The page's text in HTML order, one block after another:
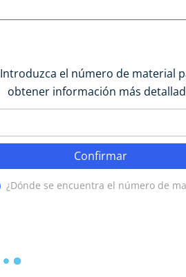
Introduzca el número de material
obtener información más
Confirmar
¿Dónde se encuentra el número de